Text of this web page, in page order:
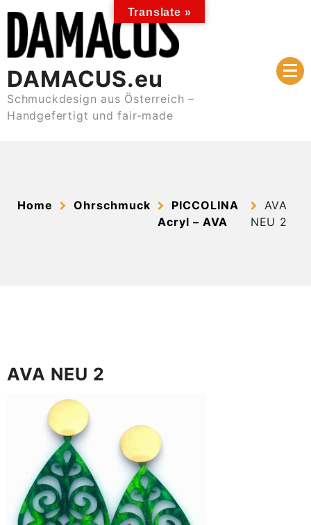
content
DAMACUS.eu
Schmuckdesign aus Österreich –
Handgefertigt und fair-made
Home Ohrschmuck
PICCOLINA
Acryl – AVA
AVA
NEU 2
AVA NEU 2
Translate »